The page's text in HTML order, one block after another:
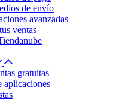
de envío
avanzadas
ventas
gratuitas
aplicaciones